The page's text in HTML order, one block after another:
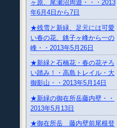
ヶ原、尾瀬沼周遊・・・2013
年6月4日から7日
★残雪と新緑、足元には可愛
い春の花、銚子ヶ峰から一の
峰・・2013年5月26日
★新緑と石楠花・春の花そろ
い踏み！・高島トレイル・大
御影山・・2013年5月14日
★新緑の御在所岳藤内壁・・
2013年5月13日
★御在所岳 藤内壁前尾根登